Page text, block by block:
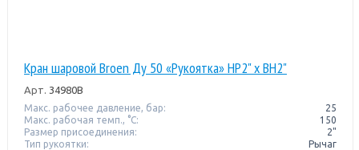
Кран шаровой Broen Ду 50 «Рукоятка» НР2" x ВН2"
Арт. 34980B
Макс. рабочее давление, бар:
25
Макс. рабочая темп., °С:
150
Размер присоединения:
2"
Тип рукоятки:
Рычаг